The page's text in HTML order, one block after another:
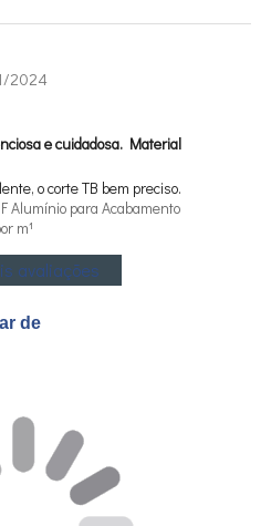
2024
e cuidadosa. Material
o corte TB bem preciso.
Alumínio para Acabamento
m¹
avaliações
de